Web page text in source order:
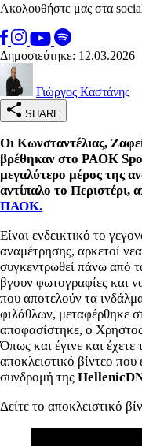
Ακολουθήστε μας στα
Δημοσιεύτηκε: 12.03.2026
Γιώργος Καστάνης
SHARE
Οι Κωνσταντέλιας,
βρέθηκαν στο PAOK
μεγαλύτερο μέρος της
αντίπαλο το Περιστέρι,
ΠΑΟΚ.
Είναι ενδεικτικό το
αναμέτρησης, αρκετοί
συγκεντρωθεί πάνω από
βγουν φωτογραφίες και
που αποτελούν τα
φιλάθλων, μεταφέρθηκε
αποφασίστηκε, ο
Όπως και έγινε και έχετε
αποκλειστικό βίντεο
συνδρομή της
Δείτε το αποκλειστικό